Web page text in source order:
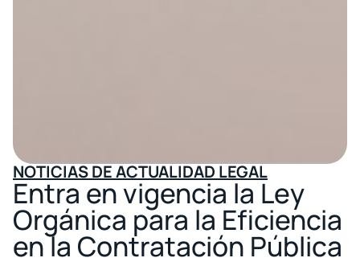
NOTICIAS DE ACTUALIDAD LEGAL
Entra en vigencia la Ley
Orgánica para la Eficiencia
en la Contratación Pública